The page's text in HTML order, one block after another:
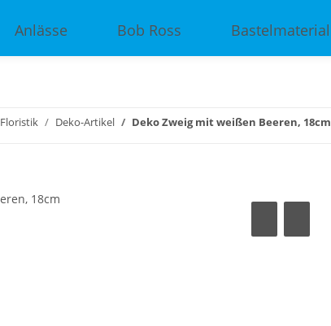
Anlässe Bob Ross Bastelmaterial
Floristik Deko-Artikel Deko Zweig mit weißen Beeren, 18cm